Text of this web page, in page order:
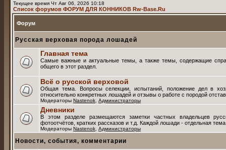
Текущее время Чт Авг 06, 2026 10:18
Список форумов ФОРУМ ДЛЯ КОННИКОВ Rw-Base.Ru
Форум
Русская верховая порода лошадей
Главная тема
Самые важные и актуальные темы, а также темы, содержащие
общего в этот раздел.
Всё о русской верховой
Общая тема. Вопросы селекции, испытаний, положение дел в
относительно конкретных лошадей и отзывы о работе с породой
Модераторы Nastenok Администраторы
Дневники
В этом разделе размещаются заметки частных владельцев
фотоотчётов, кратких рассказов и т.д. Каждой лошади - отдельная
Модераторы Nastenok Администраторы
Новости, события, комментарии